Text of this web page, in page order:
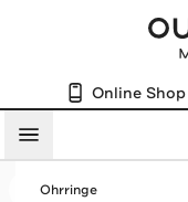
Online Shop
Menü
Ohrringe